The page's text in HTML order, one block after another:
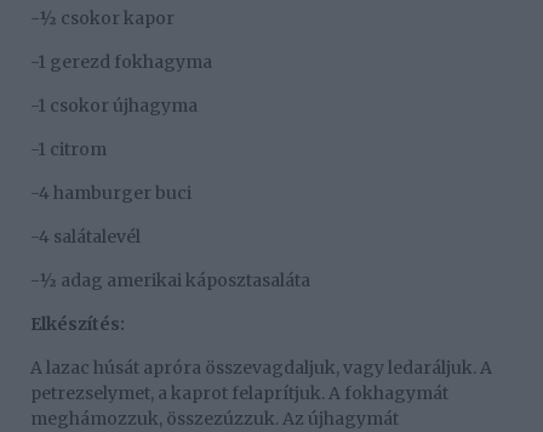
-½ csokor kapor
-1 gerezd fokhagyma
-1 csokor újhagyma
-1 citrom
-4 hamburger buci
-4 salátalevél
-½ adag amerikai káposztasaláta
Elkészítés:
A lazac húsát apróra összevagdaljuk, vagy ledaráljuk. A
petrezselymet, a kaprot felaprítjuk. A fokhagymát
meghámozzuk, összezúzzuk. Az újhagymát